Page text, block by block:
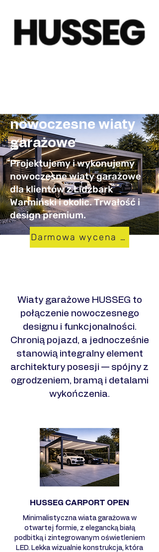
nowoczesne wiaty
garażowe
Projektujemy i wykonujemy
nowoczesne wiaty garażowe
dla klientów z Lidzbark
Warmiński i okolic. Trwałość i
design premium.
Darmowa wycena w 24h
​Wiaty garażowe HUSSEG to
połączenie nowoczesnego
designu i funkcjonalności.
Chronią pojazd, a jednocześnie
stanowią integralny element
architektury posesji — spójny z
ogrodzeniem, bramą i detalami
wykończenia.
HUSSEG CARPORT OPEN
Minimalistyczna wiata garażowa w
otwartej formie, z elegancką białą
podbitką i zintegrowanym oświetleniem
LED. Lekka wizualnie konstrukcja, która